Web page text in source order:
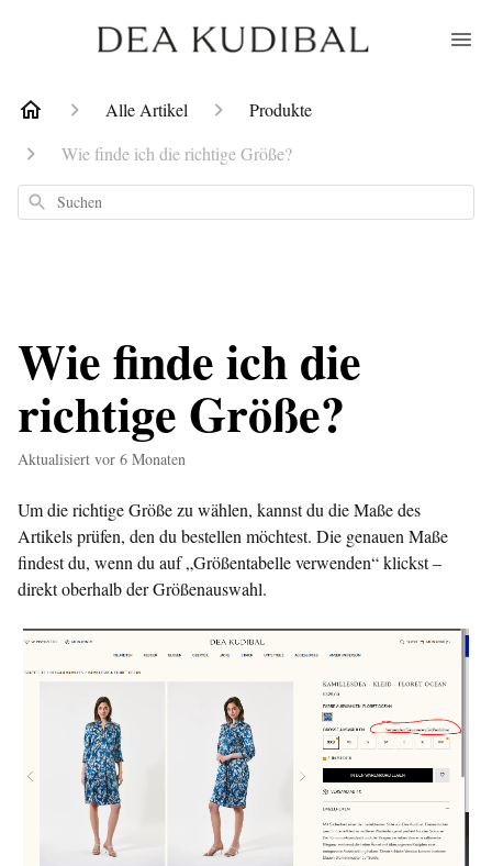
Alle Artikel
Produkte
Wie finde ich die richtige Größe?
Suchen
Wie finde ich die
richtige Größe?
Aktualisiert vor 6 Monaten
Um die richtige Größe zu wählen, kannst du die Maße des
Artikels prüfen, den du bestellen möchtest. Die genauen Maße
findest du, wenn du auf „Größentabelle verwenden“ klickst –
direkt oberhalb der Größenauswahl.